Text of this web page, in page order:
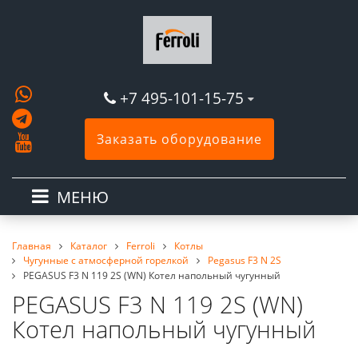
+7 495-101-15-75
Заказать оборудование
МЕНЮ
Главная Каталог Ferroli
Котлы
Чугунные с атмосферной горелкой
Pegasus F3 N 2S
PEGASUS F3 N 119 2S (WN) Котел напольный чугунный
PEGASUS F3 N 119 2S (WN)
Котел напольный чугунный